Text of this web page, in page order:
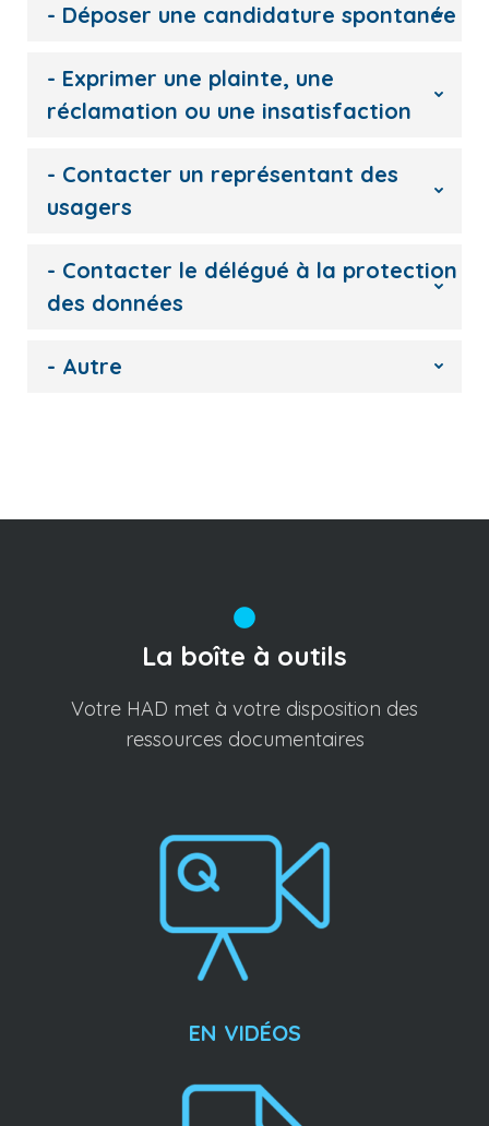
- Déposer une candidature spontanée
- Exprimer une plainte, une
réclamation ou une insatisfaction
- Contacter un représentant des
usagers
- Contacter le délégué à la protection
des données
- Autre
La boîte à outils
Votre HAD met à votre disposition des
ressources documentaires
EN VIDÉOS